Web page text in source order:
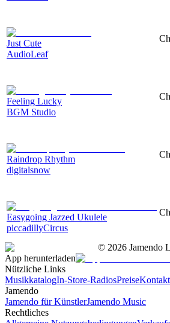
Just Cute
AudioLeaf
Feeling Lucky
BGM Studio
Raindrop Rhythm
digitalsnow
Easygoing Jazzed Ukulele
piccadillyCircus
© 2026 Jamendo
App herunterladen
Nützliche Links
MusikkatalogIn-Store-RadiosPreiseKontakt
Jamendo
Jamendo für KünstlerJamendo Music
Rechtliches